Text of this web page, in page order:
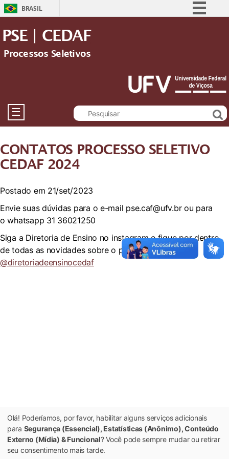
BRASIL
Acesso à informação
Legislação
Canais
PSE | CEDAF
Processos Seletivos
☰
CONTATOS PROCESSO SELETIVO
CEDAF 2024
Postado em 21/set/2023
Envie suas dúvidas para o e-mail pse.caf@ufv.br ou para
o whatsapp 31 36021250
Siga a Diretoria de Ensino no instagram e fique por dentro
de todas as novidades sobre o processo seletivo:
@diretoriadeensinocedaf
Olá! Poderíamos, por favor, habilitar alguns serviços adicionais
para Segurança (Essencial), Estatísticas (Anônimo), Conteúdo
Externo (Mídia) & Funcional? Você pode sempre mudar ou retirar
seu consentimento mais tarde.